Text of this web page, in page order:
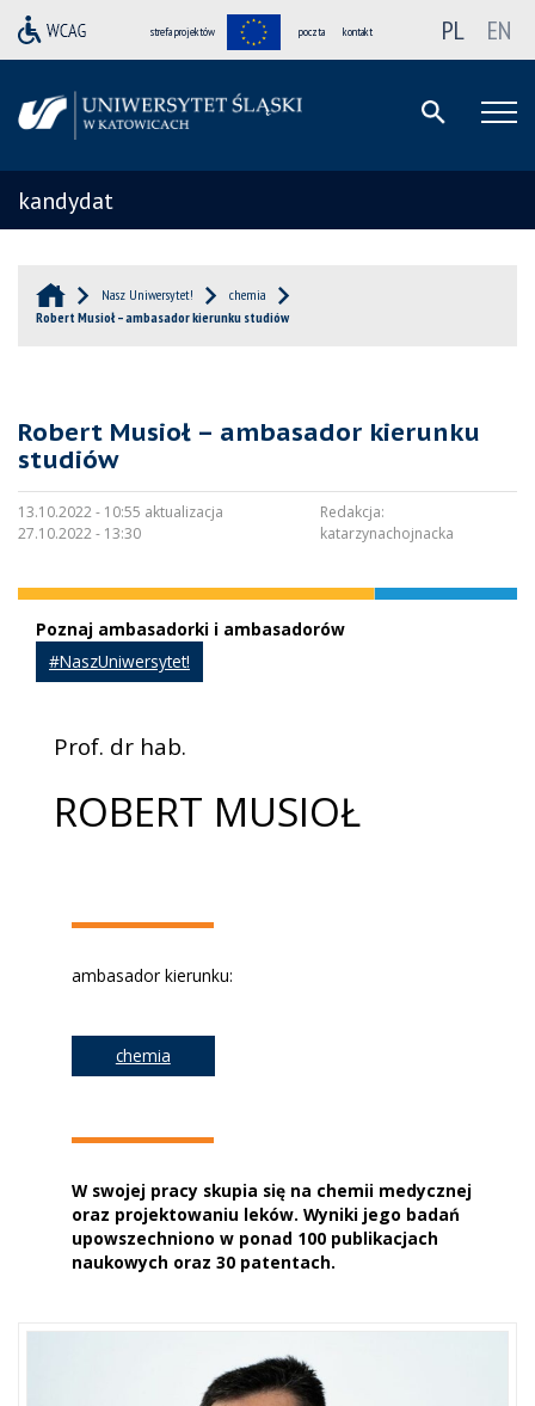
strefa projektów poczta kontakt PL EN
kandydat
Nasz Uniwersytet!
chemia
Robert Musioł – ambasador kierunku studiów
Robert Musioł – ambasador kierunku
studiów
13.10.2022 - 10:55 aktualizacja
27.10.2022 - 13:30
Redakcja:
katarzynachojnacka
Poznaj ambasadorki i ambasadorów
#NaszUniwersytet!
Prof. dr hab.
ROBERT MUSIOŁ
ambasador kierunku:
chemia
W swojej pracy skupia się na chemii medycznej
oraz projektowaniu leków. Wyniki jego badań
upowszechniono w ponad 100 publikacjach
naukowych oraz 30 patentach.